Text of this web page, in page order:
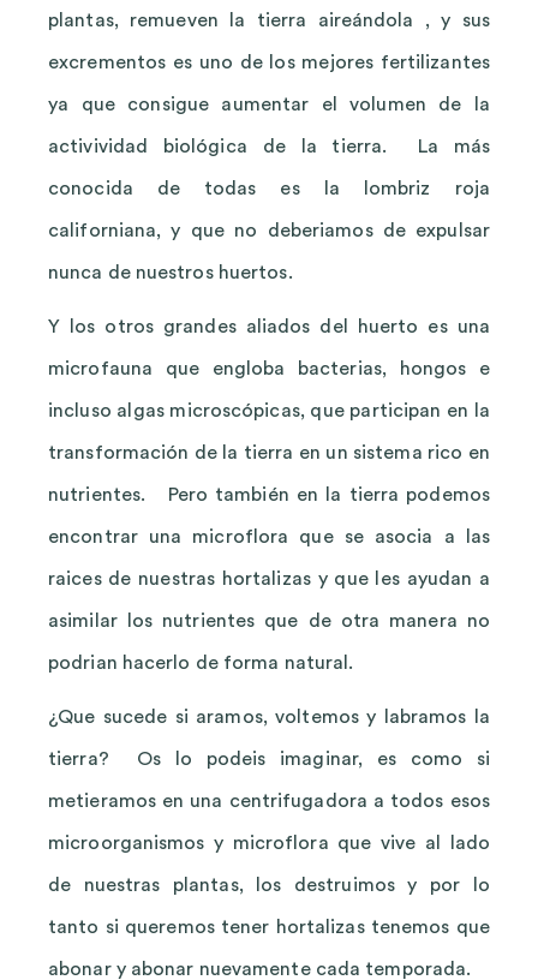
plantas, remueven la tierra aireándola , y sus
excrementos es uno de los mejores fertilizantes
ya que consigue aumentar el volumen de la
activividad biológica de la tierra. La más
conocida de todas es la lombriz roja
californiana, y que no deberiamos de expulsar
nunca de nuestros huertos.
Y los otros grandes aliados del huerto es una
microfauna que engloba bacterias, hongos e
incluso algas microscópicas, que participan en la
transformación de la tierra en un sistema rico en
nutrientes. Pero también en la tierra podemos
encontrar una microflora que se asocia a las
raices de nuestras hortalizas y que les ayudan a
asimilar los nutrientes que de otra manera no
podrian hacerlo de forma natural.
¿Que sucede si aramos, voltemos y labramos la
tierra? Os lo podeis imaginar, es como si
metieramos en una centrifugadora a todos esos
microorganismos y microflora que vive al lado
de nuestras plantas, los destruimos y por lo
tanto si queremos tener hortalizas tenemos que
abonar y abonar nuevamente cada temporada.